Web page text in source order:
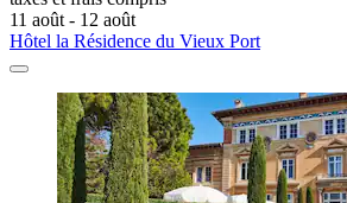
11 août - 12 août
Hôtel la Résidence du Vieux Port